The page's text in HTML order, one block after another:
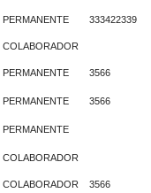
PERMANENTE 333422339
COLABORADOR
PERMANENTE 3566
PERMANENTE 3566
PERMANENTE
COLABORADOR
COLABORADOR 3566